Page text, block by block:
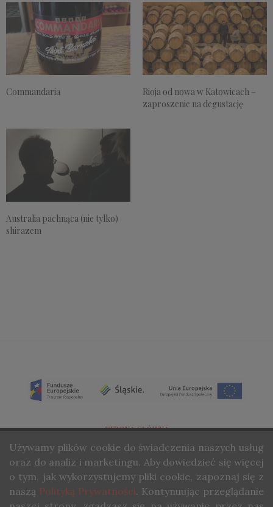
Commandaria
Rioja od nowa w Katowicach –
zaproszenie na degustację
Australia pachnąca (nie tylko)
shirazem
STRONA GŁÓWNA
O NAS
KONTAKT
COPYRIGHT ©STUDIO WINA. ALL RIGHTS RESERVED.
Używamy plików cookie do świadczenia naszych usług
oraz do analiz i marketingu. Aby dowiedzieć się więcej
o tym, jak wykorzystujemy pliki cookie, zapoznaj się z
naszą Polityką Prywatności. Kontynuując przeglądanie